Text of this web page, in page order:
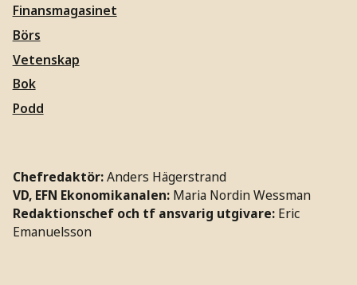
Finansmagasinet
Börs
Vetenskap
Bok
Podd
Chefredaktör:Anders Hägerstrand
VD, EFN Ekonomikanalen: Maria Nordin Wessman
Redaktionschef och tf ansvarig utgivare: Eric
Emanuelsson